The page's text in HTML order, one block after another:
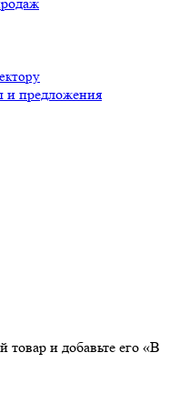
и предложения
и добавьте его «В